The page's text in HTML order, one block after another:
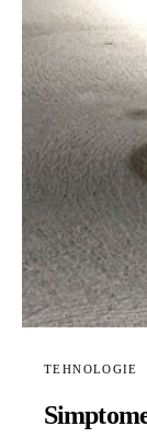
TEHNOLOGIE